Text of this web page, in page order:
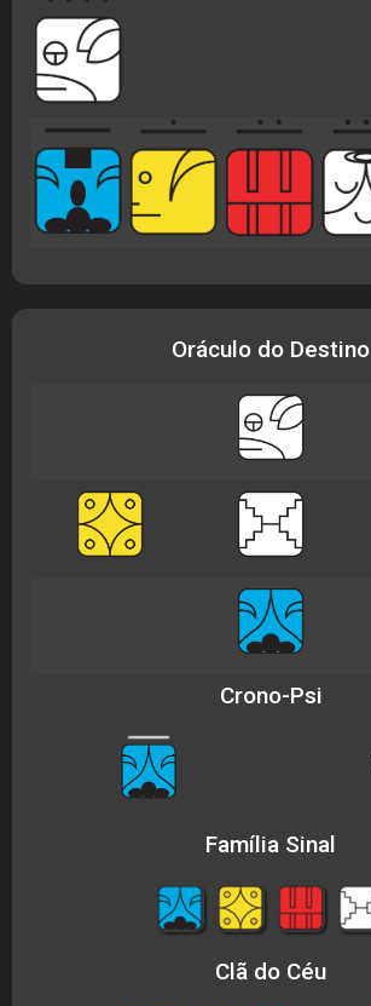
Oráculo do Destino
Crono-Psi
Família Sinal
Clã do Céu